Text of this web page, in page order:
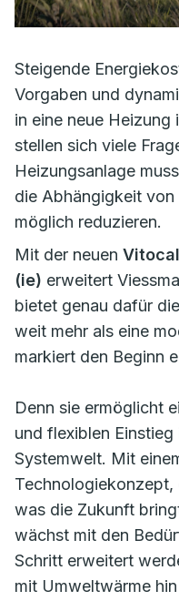
Steigende
Vorgaben und
in eine neue Heizung
stellen sich viele
Heizungsanlage
die Abhängigkeit
möglich reduzieren.
Mit der neuen
(ie) erweitert
bietet genau dafür
weit mehr als eine
markiert den Beginn
Denn sie ermöglicht
und flexiblen Einstieg
Systemwelt. Mit
was die Zukunft
wächst mit den
Schritt erweitert
mit Umweltwärme